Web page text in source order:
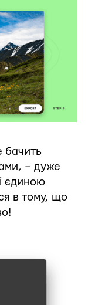
бачить
– дуже
єдиною
в тому, що